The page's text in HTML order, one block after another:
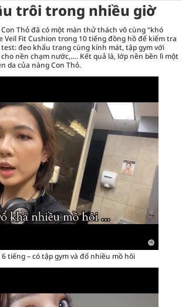
trôi trong nhiều giờ
Thỏ đã có một màn thử thách vô cùng “khó
Veil Fit Cushion trong 10 tiếng đồng hồ để kiểm tra
test: đeo khẩu trang cùng kính mát, tập gym với
nền chạm nước,…. Kết quả là, lớp nền bền lì một
da của nàng Con Thỏ.
tiếng – có tập gym và đổ nhiều mồ hôi